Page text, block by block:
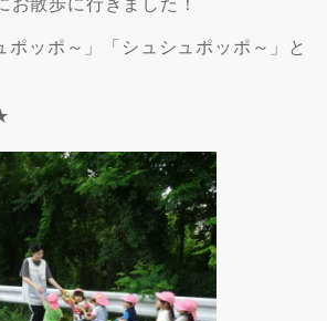
ポッポ～」「シュシュポッポ～」と